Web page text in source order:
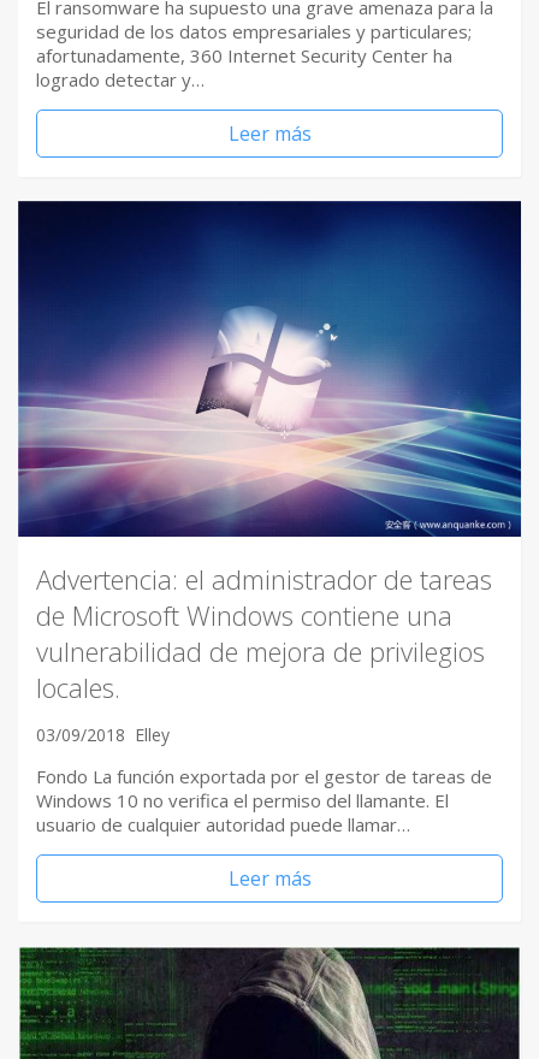
El ransomware ha supuesto una grave amenaza para la
seguridad de los datos empresariales y particulares;
afortunadamente, 360 Internet Security Center ha
logrado detectar y…
Leer más
Advertencia: el administrador de tareas
de Microsoft Windows contiene una
vulnerabilidad de mejora de privilegios
locales.
03/09/2018 Elley
Fondo La función exportada por el gestor de tareas de
Windows 10 no verifica el permiso del llamante. El
usuario de cualquier autoridad puede llamar…
Leer más